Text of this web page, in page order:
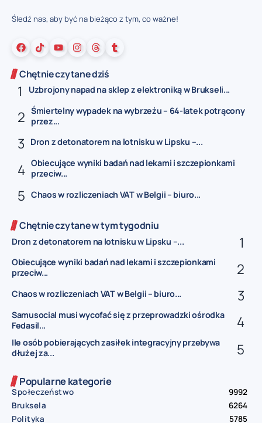
Śledź nas, aby być na bieżąco z tym, co ważne!
Chętnie czytane dziś
Uzbrojony napad na sklep z elektroniką w Brukseli...
Śmiertelny wypadek na wybrzeżu – 64-latek potrącony
przez...
Dron z detonatorem na lotnisku w Lipsku –...
Obiecujące wyniki badań nad lekami i szczepionkami
przeciw...
Chaos w rozliczeniach VAT w Belgii – biuro...
Chętnie czytane w tym tygodniu
Dron z detonatorem na lotnisku w Lipsku –...
Obiecujące wyniki badań nad lekami i szczepionkami
przeciw...
Chaos w rozliczeniach VAT w Belgii – biuro...
Samusocial musi wycofać się z przeprowadzki ośrodka
Fedasil...
Ile osób pobierających zasiłek integracyjny przebywa
dłużej za...
Popularne kategorie
Społeczeństwo
9992
Bruksela
6264
Polityka
5785